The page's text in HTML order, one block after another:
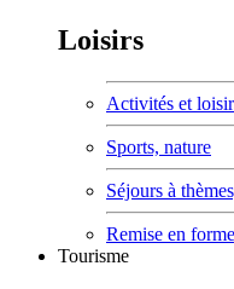
Loisirs
Activités et
Sports, nature
Séjours à
Remise en
Tourisme